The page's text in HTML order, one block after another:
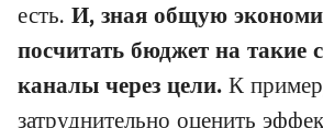
есть. И, зная общую
посчитать бюджет на такие
каналы через цели. К
затруднительно оценить